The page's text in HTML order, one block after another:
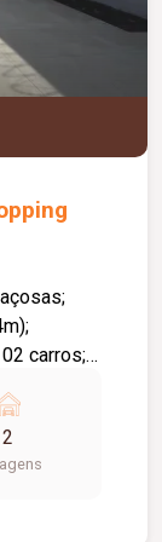
carros;
do Parque
da
2